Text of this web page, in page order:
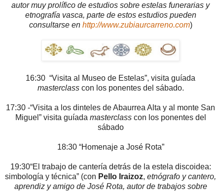
autor muy prolífico de estudios sobre estelas funerarias y
etnografía vasca, parte de estos estudios pueden
consultarse en http://www.zubiaurcarreno.com)
16:30 “Visita al Museo de Estelas”, visita guíada
masterclass con los ponentes del sábado.
17:30 -“Visita a los dinteles de Abaurrea Alta y al monte San
Miguel” visita guíada masterclass con los ponentes del
sábado
18:30 “Homenaje a José Rota”
19:30“El trabajo de cantería detrás de la estela discoidea:
simbología y técnica” (con Pello Iraizoz, etnógrafo y cantero,
aprendiz y amigo de José Rota, autor de trabajos sobre